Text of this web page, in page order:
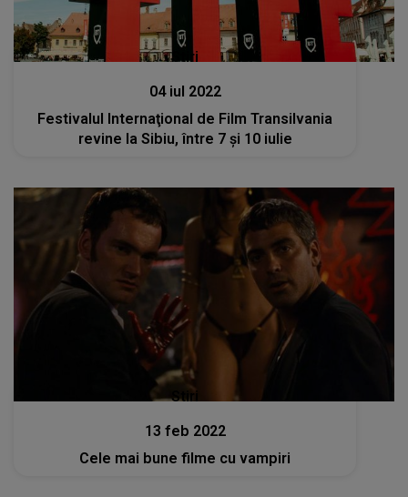
Stiri
04 iul 2022
Festivalul Internaţional de Film Transilvania
revine la Sibiu, între 7 şi 10 iulie
Stiri
13 feb 2022
Cele mai bune filme cu vampiri